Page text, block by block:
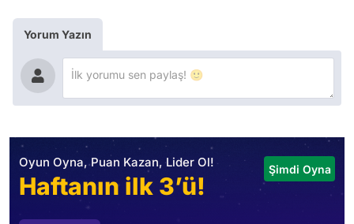
Yorum Yazın
Oyun Oyna, Puan Kazan, Lider Ol!
Haftanın ilk 3’ü!
Şimdi Oyna